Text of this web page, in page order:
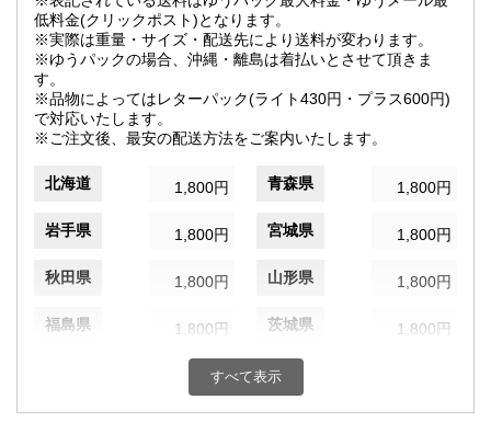
低料金(クリックポスト)となります。
※実際は重量・サイズ・配送先により送料が変わります。
※ゆうパックの場合、沖縄・離島は着払いとさせて頂きま
す。
※品物によってはレターパック(ライト430円・プラス600円)
で対応いたします。
※ご注文後、最安の配送方法をご案内いたします。
北海道 1,800円 青森県 1,800円
岩手県 1,800円 宮城県 1,800円
秋田県 1,800円 山形県 1,800円
福島県 1,800円 茨城県 1,800円
1,800円 群馬県
埼玉県 千葉県
すべて表示